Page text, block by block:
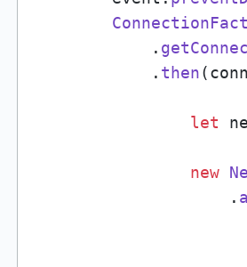
            .
            .
then(
let
new
                    .